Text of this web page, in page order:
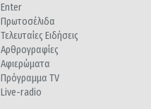
Enter
Πρωτοσέλιδα
Τελευταίες Ειδήσεις
Αρθρογραφίες
Αφιερώματα
Πρόγραμμα TV
Live-radio